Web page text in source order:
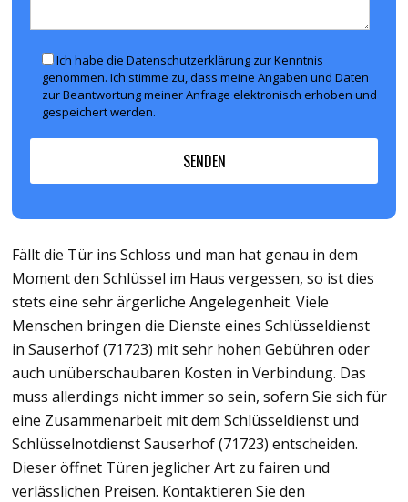
Ich habe die Datenschutzerklärung zur Kenntnis
genommen. Ich stimme zu, dass meine Angaben und Daten
zur Beantwortung meiner Anfrage elektronisch erhoben und
gespeichert werden.
Fällt die Tür ins Schloss und man hat genau in dem
Moment den Schlüssel im Haus vergessen, so ist dies
stets eine sehr ärgerliche Angelegenheit. Viele
Menschen bringen die Dienste eines Schlüsseldienst
in Sauserhof (71723) mit sehr hohen Gebühren oder
auch unüberschaubaren Kosten in Verbindung. Das
muss allerdings nicht immer so sein, sofern Sie sich für
eine Zusammenarbeit mit dem Schlüsseldienst und
Schlüsselnotdienst Sauserhof (71723) entscheiden.
Dieser öffnet Türen jeglicher Art zu fairen und
verlässlichen Preisen. Kontaktieren Sie den